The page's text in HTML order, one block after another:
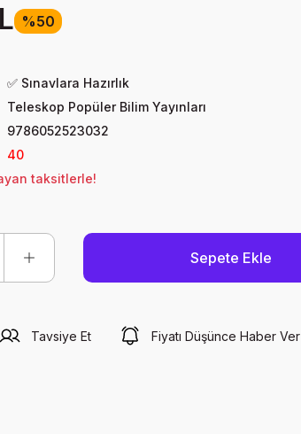
%50
✅ Sınavlara Hazırlık
Teleskop Popüler Bilim Yayınları
9786052523032
40
taksitlerle!
Sepete Ekle
Tavsiye Et Fiyatı Düşünce Haber Ver